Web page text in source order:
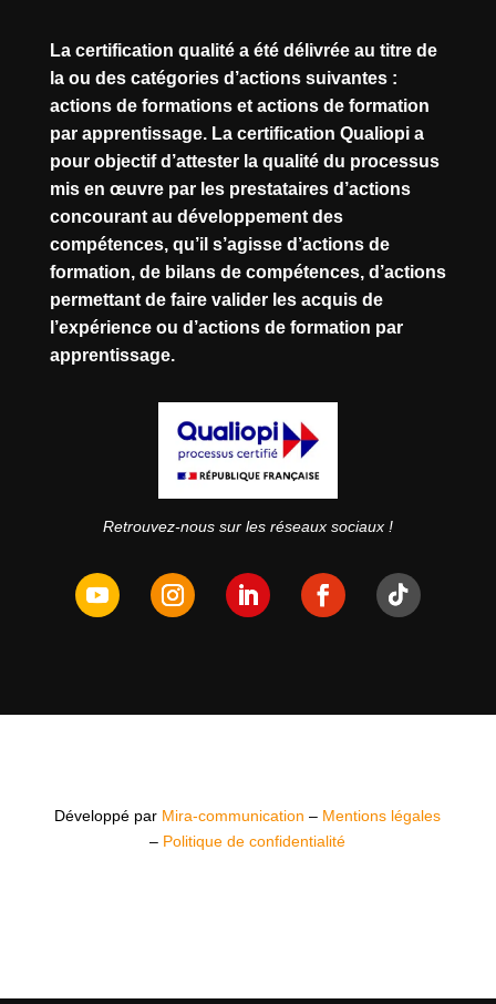
La certification qualité a été délivrée au titre de
la ou des catégories d’actions suivantes :
actions de formations et actions de formation
par apprentissage. La certification Qualiopi a
pour objectif d’attester la qualité du processus
mis en œuvre par les prestataires d’actions
concourant au développement des
compétences, qu’il s’agisse d’actions de
formation, de bilans de compétences, d’actions
permettant de faire valider les acquis de
l’expérience ou d’actions de formation par
apprentissage.
Retrouvez-nous sur les réseaux sociaux !
Développé par Mira-communication – Mentions légales
– Politique de confidentialité